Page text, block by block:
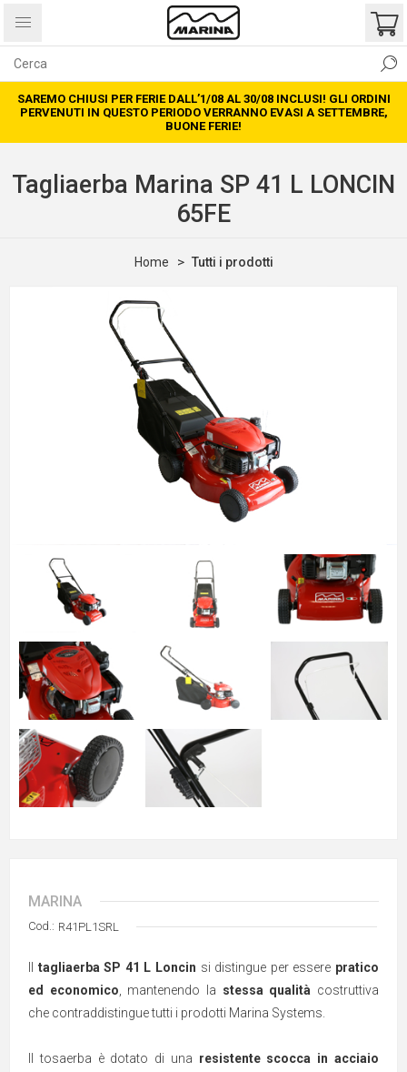
SAREMO CHIUSI PER FERIE DALL’1/08 AL 30/08 INCLUSI! GLI ORDINI
PERVENUTI IN QUESTO PERIODO VERRANNO EVASI A SETTEMBRE,
BUONE FERIE!
Tagliaerba Marina SP 41 L LONCIN
65FE
Home Tutti i prodotti
MARINA
Cod.: R41PL1SRL
Il tagliaerba SP 41 L Loncin si distingue per essere pratico
ed economico , mantenendo la stessa qualità costruttiva
che contraddistingue tutti i prodotti Marina Systems.
Il tosaerba è dotato di una resistente scocca in acciaio